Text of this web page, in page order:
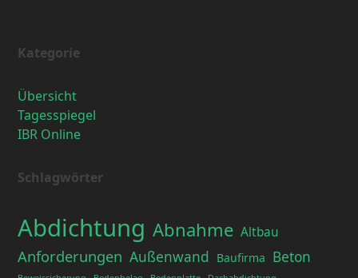
Kategorie
Übersicht
Tagesspiegel
IBR Online
Schlagwörter
Abdichtung Abnahme Altbau
Anforderungen Außenwand Baufirma Beton